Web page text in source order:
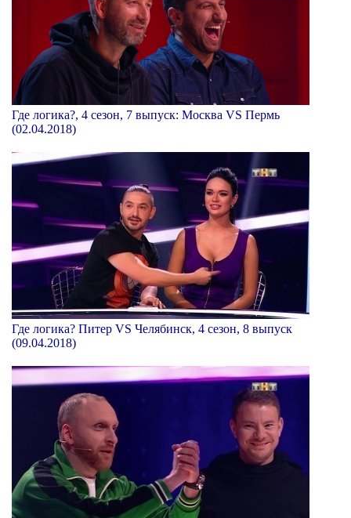
Где логика?, 4 сезон, 7 выпуск: Москва VS Пермь
(02.04.2018)
Где логика? Питер VS Челябинск, 4 сезон, 8 выпуск
(09.04.2018)